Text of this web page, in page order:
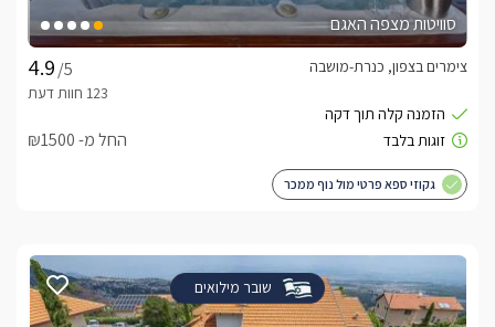
סוויטות מצפה האגם
/5
צימרים בצפון, כנרת-מושבה
החל מ- ₪1500
גקוזי ספא פרטי מול נוף ממכר
שובר מילואים